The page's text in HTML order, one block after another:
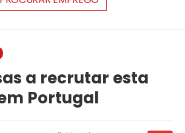
a recrutar esta
Portugal